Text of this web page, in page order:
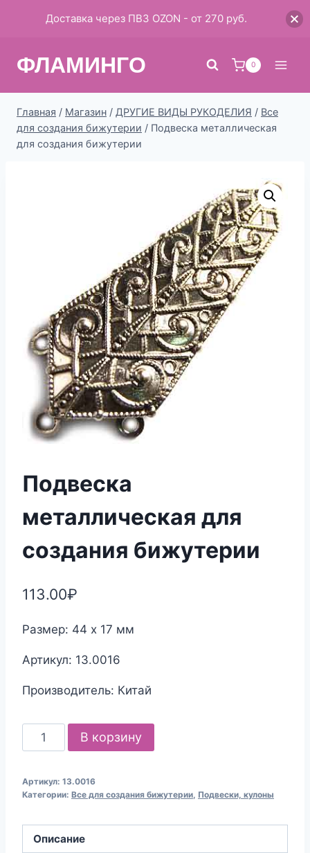
ФЛАМИНГО 0
Главная / Магазин / ДРУГИЕ ВИДЫ РУКОДЕЛИЯ / Все
для создания бижутерии / Подвеска металлическая
для создания бижутерии
Подвеска
металлическая для
создания бижутерии
113.00₽
Размер: 44 х 17 мм
Артикул: 13.0016
Производитель: Китай
Количество
товара
металлическая
создания
бижутерии
В корзину
Артикул: 13.0016
Категории: Все для создания бижутерии Подвески, кулоны
Описание
Доставка через ПВЗ OZON - от 270 руб.